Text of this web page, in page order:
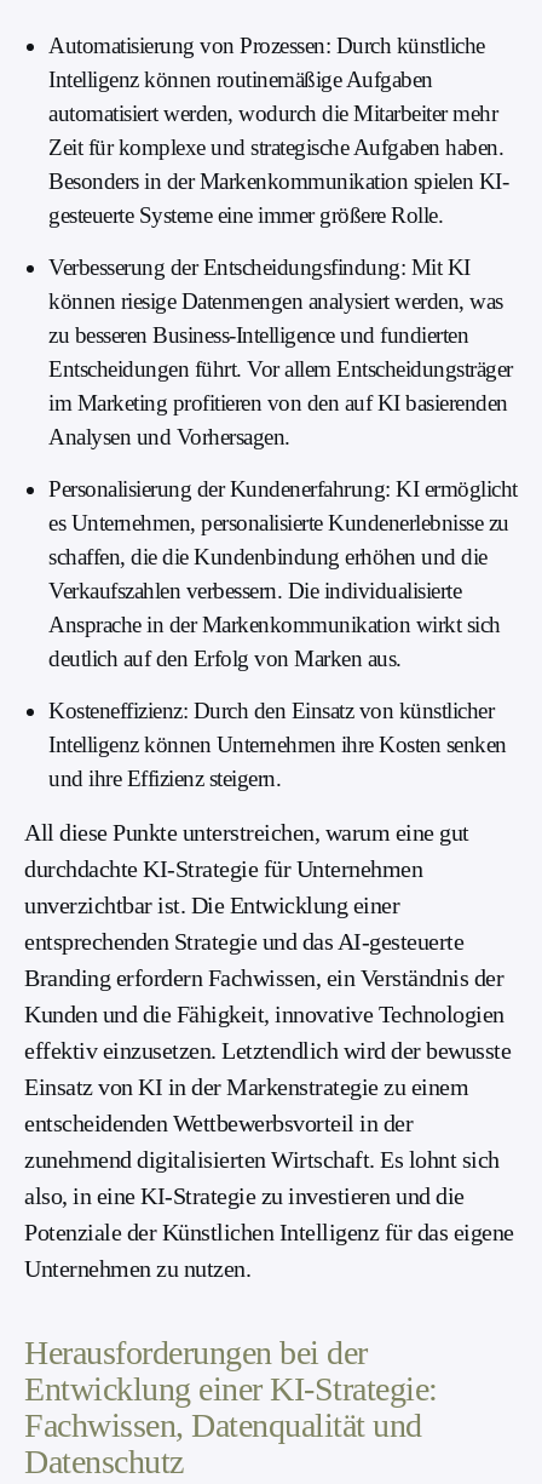
Automatisierung von Prozessen: Durch künstliche
Intelligenz können routinemäßige Aufgaben
automatisiert werden, wodurch die Mitarbeiter mehr
Zeit für komplexe und strategische Aufgaben haben.
Besonders in der Markenkommunikation spielen KI-
gesteuerte Systeme eine immer größere Rolle.
Verbesserung der Entscheidungsfindung: Mit KI
können riesige Datenmengen analysiert werden, was
zu besseren Business-Intelligence und fundierten
Entscheidungen führt. Vor allem Entscheidungsträger
im Marketing profitieren von den auf KI basierenden
Analysen und Vorhersagen.
Personalisierung der Kundenerfahrung: KI ermöglicht
es Unternehmen, personalisierte Kundenerlebnisse zu
schaffen, die die Kundenbindung erhöhen und die
Verkaufszahlen verbessern. Die individualisierte
Ansprache in der Markenkommunikation wirkt sich
deutlich auf den Erfolg von Marken aus.
Kosteneffizienz: Durch den Einsatz von künstlicher
Intelligenz können Unternehmen ihre Kosten senken
und ihre Effizienz steigern.
All diese Punkte unterstreichen, warum eine gut
durchdachte KI-Strategie für Unternehmen
unverzichtbar ist. Die Entwicklung einer
entsprechenden Strategie und das AI-gesteuerte
Branding erfordern Fachwissen, ein Verständnis der
Kunden und die Fähigkeit, innovative Technologien
effektiv einzusetzen. Letztendlich wird der bewusste
Einsatz von KI in der Markenstrategie zu einem
entscheidenden Wettbewerbsvorteil in der
zunehmend digitalisierten Wirtschaft. Es lohnt sich
also, in eine KI-Strategie zu investieren und die
Potenziale der Künstlichen Intelligenz für das eigene
Unternehmen zu nutzen.
Herausforderungen bei der
Entwicklung einer KI-Strategie:
Fachwissen, Datenqualität und
Datenschutz